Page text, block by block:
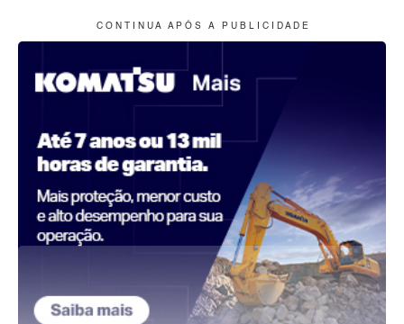
C O N T I N U A A P Ó S A P U B L I C I D A D E